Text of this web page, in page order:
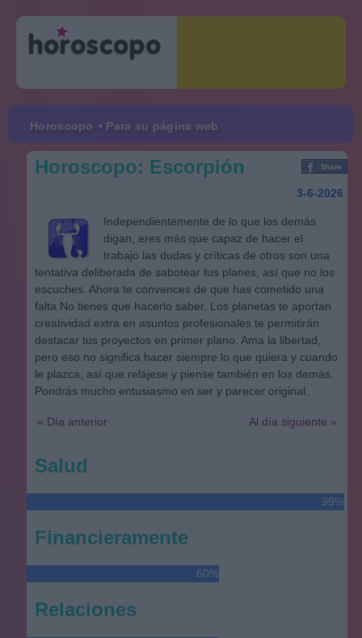
Horoscopo • Para su página web
Horoscopo: Escorpión
3-6-2026
Independientemente de lo que los demás
digan, eres más que capaz de hacer el
trabajo las dudas y críticas de otros son una
tentativa deliberada de sabotear tus planes, así que no los
escuches. Ahora te convences de que has cometido una
falta No tienes que hacerlo saber. Los planetas te aportan
creatividad extra en asuntos profesionales te permitirán
destacar tus proyectos en primer plano. Ama la libertad,
pero eso no significa hacer siempre lo que quiera y cuando
le plazca, así que relájese y piense también en los demás.
Pondrás mucho entusiasmo en ser y parecer original.
« Día anterior Al día siguiente »
Salud
99%
Financieramente
60%
Relaciones